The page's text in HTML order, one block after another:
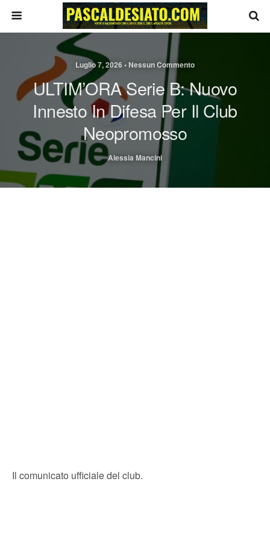
Luglio 7, 2026 • Nessun Commento
ULTIM’ORA Serie B: Nuovo
Innesto In Difesa Per Il Club
Neopromosso
Alessia Mancini
Il comunicato ufficiale del club.